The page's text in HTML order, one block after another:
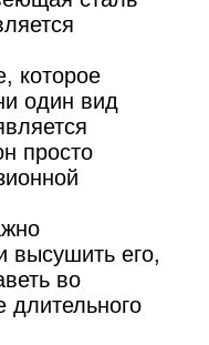
которое
один вид
просто
высушить его,
во
длительного